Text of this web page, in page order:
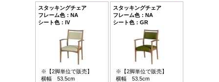
スタッキングチェア
フレーム色：NA
シート色：IV
※【2脚単位で販売】
横幅 53.5cm
スタッキングチェア
フレーム色：NA
シート色：GR
※【2脚単位で販売】
横幅 53.5cm